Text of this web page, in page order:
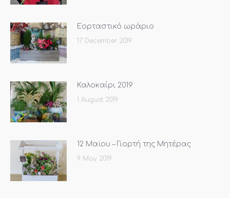
Εορταστικό ωράριο
17 December 2019
Καλοκαίρι 2019
1 August 2019
12 Μαϊου – Γιορτή της Μητέρας
9 May 2019